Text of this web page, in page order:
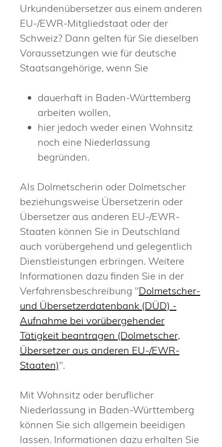
Urkundenübersetzer aus einem anderen
EU-/EWR-Mitgliedstaat oder der
Schweiz? Dann gelten für Sie dieselben
Voraussetzungen wie für deutsche
Staatsangehörige, wenn Sie
dauerhaft in Baden-Württemberg
arbeiten wollen,
hier jedoch weder einen Wohnsitz
noch eine Niederlassung
begründen.
Als Dolmetscherin oder Dolmetscher
beziehungsweise Übersetzerin oder
Übersetzer aus anderen EU-/EWR-
Staaten können Sie in Deutschland
auch vorübergehend und gelegentlich
Dienstleistungen erbringen. Weitere
Informationen dazu finden Sie in der
Verfahrensbeschreibung "Dolmetscher-
und Übersetzerdatenbank (DÜD) -
Aufnahme bei vorübergehender
Tätigkeit beantragen (Dolmetscher,
Übersetzer aus anderen EU-/EWR-
Staaten)".
Mit Wohnsitz oder beruflicher
Niederlassung in Baden-Württemberg
können Sie sich allgemein beeidigen
lassen. Informationen dazu erhalten Sie